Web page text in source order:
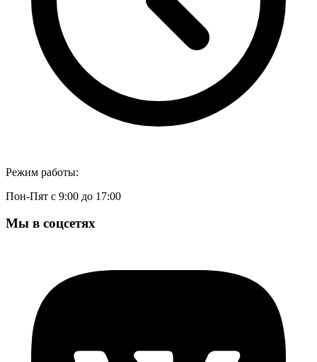
Режим работы:
Пон-Пят с 9:00 до 17:00
Мы в соцсетях